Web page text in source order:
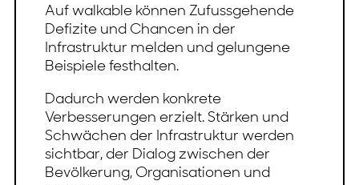
Auf walkable können Zufussgehende
Defizite und Chancen in der
Infrastruktur melden und gelungene
Beispiele festhalten.
Dadurch werden konkrete
Verbesserungen erzielt. Stärken und
Schwächen der Infrastruktur werden
sichtbar, der Dialog zwischen der
Bevölkerung, Organisationen und